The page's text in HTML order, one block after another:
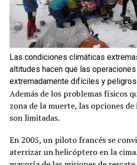
Las condiciones climáticas
altitudes hacen que las
extremadamente difíciles y
Además de los problemas físicos
zona de la muerte, las opciones
son limitadas.
En 2005, un piloto francés se
aterrizar un helicóptero en la